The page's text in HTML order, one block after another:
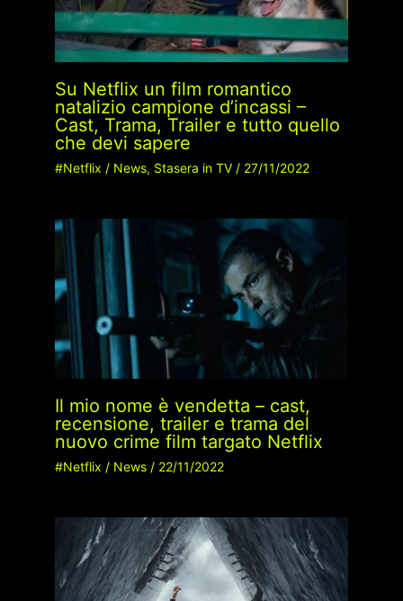
Su Netflix un film romantico
natalizio campione d’incassi –
Cast, Trama, Trailer e tutto quello
che devi sapere
#Netflix / News, Stasera in TV/ 27/11/2022
Il mio nome è vendetta – cast,
recensione, trailer e trama del
nuovo crime film targato Netflix
#Netflix / News/ 22/11/2022